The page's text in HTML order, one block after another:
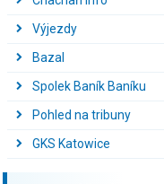
Výjezdy
Bazal
Spolek Baník Baníku
Pohled na tribuny
GKS Katowice